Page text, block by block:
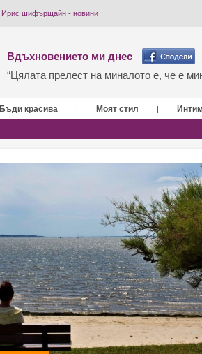
Ирис шифърщайн - новини
Вдъхновението ми днес
“Цялата прелест на миналото е, че е
Бъди красива | Моят стил |